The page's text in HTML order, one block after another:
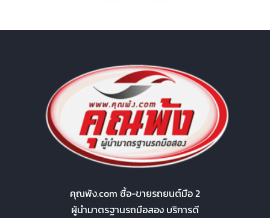
คุณพ้ง.com ซื้อ-ขายรถยนต์มือ 2
ผู้นำมาตรฐานรถมือสอง บริการดี